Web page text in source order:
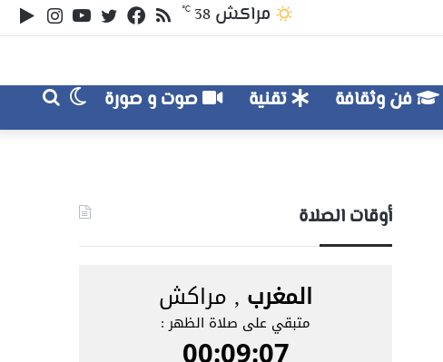
يوتيوبتويتر
فيسبوكملخص
الموقع
مراكش 38
℃
فن وثقافة تقنية صوت و صورة
بحث
عن
الوضع
المظلم
أوقات الصلاة